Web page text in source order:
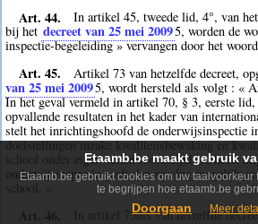
Art. 44.
In artikel 45, tweede lid, 4°, van
bij het decreet van 25 mei 20095, worden de
inspectie-begeleiding » vervangen door het
Art. 45. Artikel 73 van hetzelfde decreet,
van 25 mei 20095, wordt hersteld als volgt : «
In het geval vermeld in artikel 70, § 3, eerste lid,
opvallende resultaten in het kader van
stelt het inrichtingshoofd de onderwijsinspectie
doelstellingen inzake kwaliteitsbewaking en
school onder eigen verantwoordelijkheid heeft
onderwijsinspectie geeft dan zo vlug mogelijk
school. »
Art. 46. In artikel 75bis van hetzelfde
Etaamb.be maakt gebruik
Etaamb.be gebruikt cookies om uw
te begrijpen hoe etaamb.be
Doorgaan Meer